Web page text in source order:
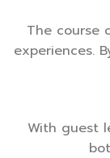
The course
experiences.
With guest